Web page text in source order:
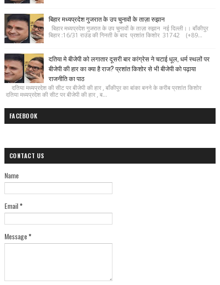
बिहार मध्यप्रदेश गुजरात के उप चुनावों के ताज़ा रुझान
बिहार मध्यप्रदेश गुजरात के उप चुनावों के ताज़ा रुझान नई दिल्ली।। बाँकीपुर
बिहार :16/31 राउंड की गिनती के बाद प्रशांत किशोर 31742 (+89...
दतिया मे बीजेपी को लगातार दूसरी बार कांग्रेस ने चटाई धूल, धर्म स्थलों पर
बीजेपी की हार का क्या है राज? प्रशांत किशोर से भी बीजेपी को पढ़ाया
राजनीति का पाठ
दतिया मध्यप्रदेश की सीट पर बीजेपी की हार , बाँकीपुर का बांका बनने के करीब प्रशांत किशोर
दतिया मध्यप्रदेश की सीट पर बीजेपी की हार , ब...
FACEBOOK
CONTACT US
Name
Email*
Message*